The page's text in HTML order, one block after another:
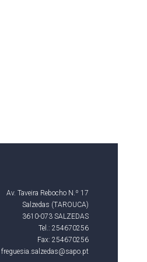
Av. Taveira Rebocho N.º 17
Salzedas (TAROUCA)
3610-073 SALZEDAS
Tel.: 254670256
Fax: 254670256
freguesia.salzedas@sapo.pt